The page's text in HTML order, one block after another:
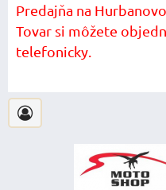
Predajňa na
Tovar si môžete
telefonicky.